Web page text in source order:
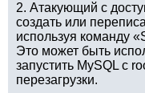
2. Атакующий с
создать или
используя команду
Это может быть
запустить MySQL с
перезагрузки.